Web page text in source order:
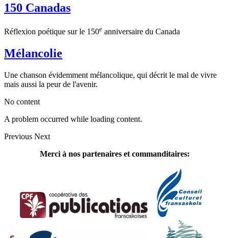
150 Canadas
Réflexion poétique sur le 150e anniversaire du Canada
Mélancolie
Une chanson évidemment mélancolique, qui décrit le mal de vivre
mais aussi la peur de l'avenir.
No content
A problem occurred while loading content.
Previous Next
Merci à nos partenaires et commanditaires: